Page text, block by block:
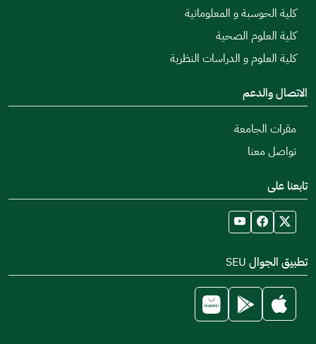
كلية الحوسبة و المعلوماتية
كلية العلوم الصحية
كلية العلوم و الدراسات النظرية
الاتصال والدعم
مقرات الجامعة
تواصل معنا
تابعنا على
تطبيق الجوال SEU